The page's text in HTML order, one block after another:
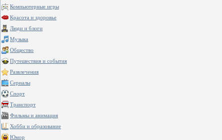
Компьютерные игры
Красота и здоровье
Люди и блоги
Музыка
Общество
Путешествия и события
Развлечения
Сериалы
Спорт
Транспорт
Фильмы и анимация
Хобби и образование
Юмор